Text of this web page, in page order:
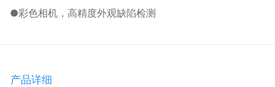
●彩色相机，高精度外观缺陷检测
产品详细